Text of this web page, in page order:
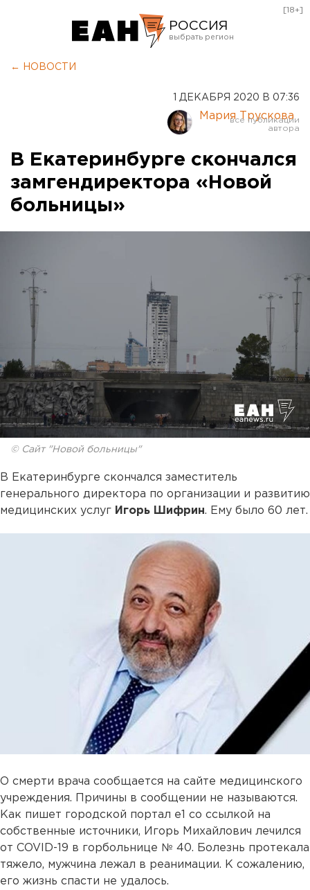
РОССИЯ
Курган
Оренбург
[18+]
← НОВОСТИ
1 ДЕКАБРЯ 2020 В 07:36
Мария Трускова
В Екатеринбурге скончался
замгендиректора «Новой
больницы»
© Сайт "Новой больницы"
В Екатеринбурге скончался заместитель
генерального директора по организации и развитию
медицинских услуг Игорь Шифрин. Ему было 60 лет.
О смерти врача сообщается на сайте медицинского
учреждения. Причины в сообщении не называются.
Как пишет городской портал е1 со ссылкой на
собственные источники, Игорь Михайлович лечился
от COVID-19 в горбольнице № 40. Болезнь протекала
тяжело, мужчина лежал в реанимации. К сожалению,
его жизнь спасти не удалось.